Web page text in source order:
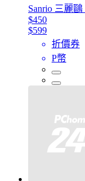
Sanrio 三麗
$450
$599
折價券
P幣